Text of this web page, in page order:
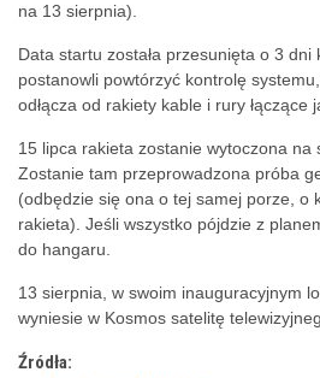
na 13 sierpnia).
Data startu została przesunięta o 3 dni
postanowli powtórzyć kontrolę
odłącza od rakiety kable i rury łączące
15 lipca rakieta zostanie wytoczona na
Zostanie tam przeprowadzona próba
(odbędzie się ona o tej samej porze, o
rakieta). Jeśli wszystko pójdzie z
do hangaru.
13 sierpnia, w swoim inauguracyjnym
wyniesie w Kosmos satelitę
Źródła: